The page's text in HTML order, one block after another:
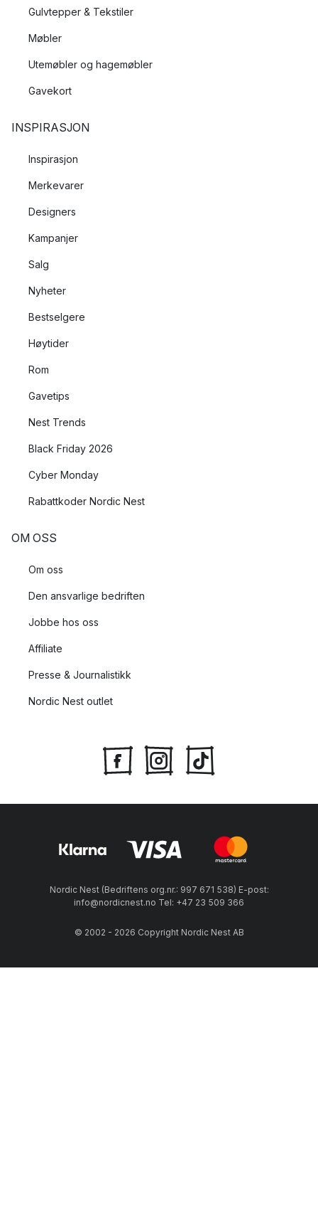
Gulvtepper & Tekstiler
Møbler
Utemøbler og hagemøbler
Gavekort
INSPIRASJON
Inspirasjon
Merkevarer
Designers
Kampanjer
Salg
Nyheter
Bestselgere
Høytider
Rom
Gavetips
Nest Trends
Black Friday 2026
Cyber Monday
Rabattkoder Nordic Nest
OM OSS
Om oss
Den ansvarlige bedriften
Jobbe hos oss
Affiliate
Presse & Journalistikk
Nordic Nest outlet
Nordic Nest (Bedriftens org.nr.: 997 671 538) E-post:
info@nordicnest.no Tel: +47 23 509 366
© 2002 - 2026 Copyright Nordic Nest AB